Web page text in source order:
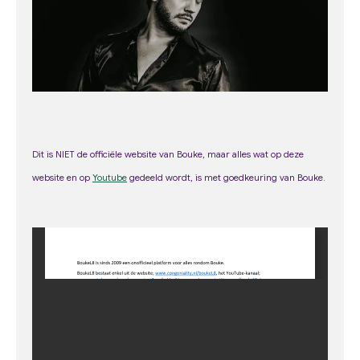
m
Dit is NIET de officiële website van Bouke, maar alles wat op deze
website en op Youtube gedeeld wordt, is met goedkeuring van Bouke.